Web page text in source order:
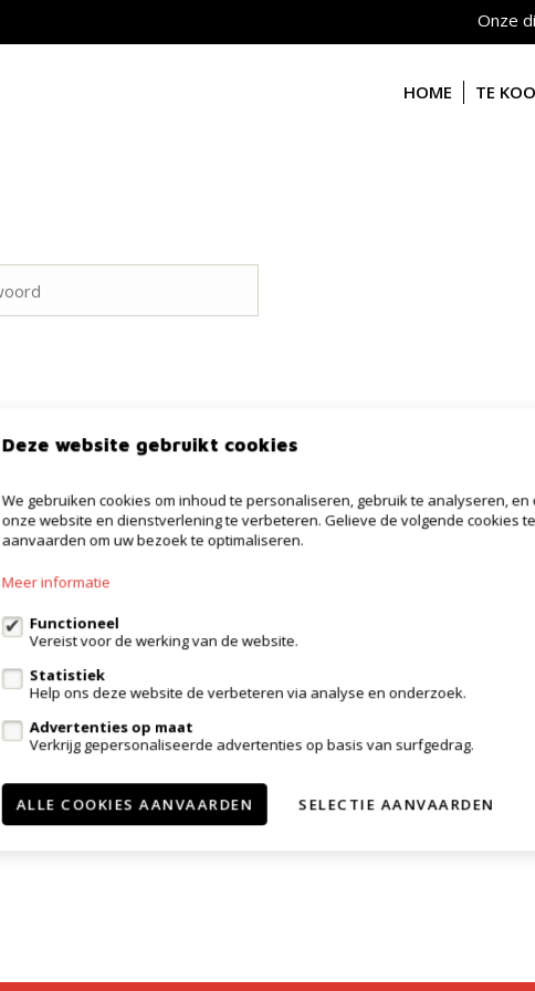
Onze
HOME TE
Deze website gebruikt cookies
We gebruiken cookies om inhoud te personaliseren, gebruik te analyseren, en
onze website en dienstverlening te verbeteren. Gelieve de volgende cookies te
aanvaarden om uw bezoek te optimaliseren.
Meer informatie
Functioneel
Vereist voor de werking van de website.
Statistiek
Help ons deze website de verbeteren via analyse en onderzoek.
Advertenties op maat
Verkrijg gepersonaliseerde advertenties op basis van surfgedrag.
ALLE COOKIES AANVAARDEN SELECTIE AANVAARDEN